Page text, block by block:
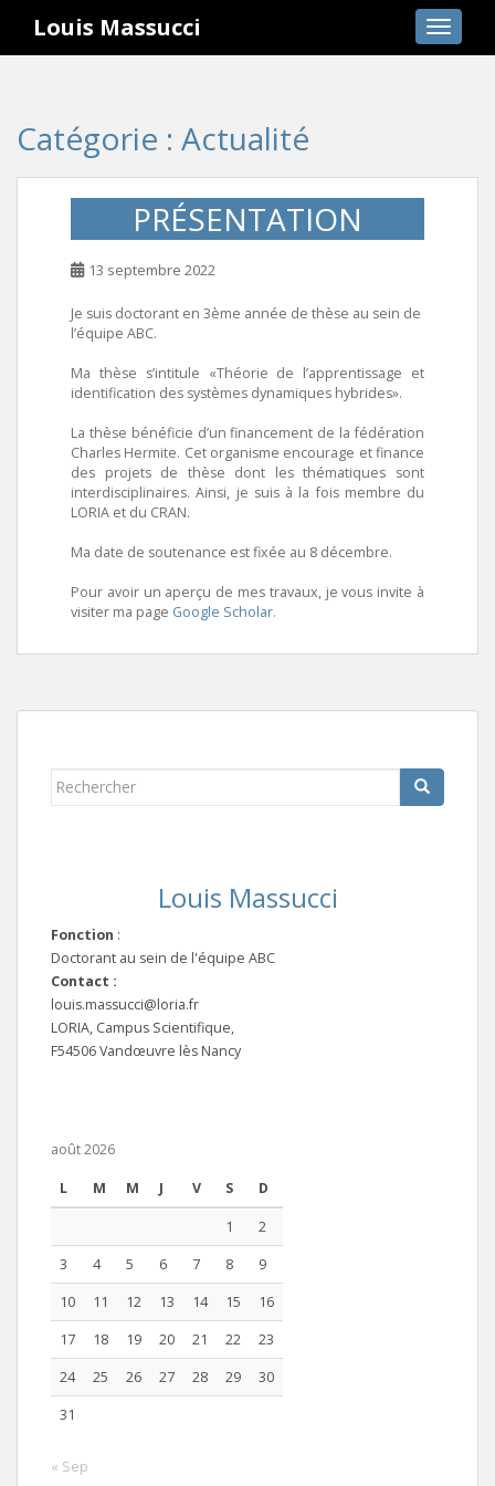
i
Louis Massucci
Catégorie : Actualité
PRÉSENTATION
13 septembre 2022
Je suis doctorant en 3ème année de thèse au sein de
l’équipe ABC.
Ma thèse s’intitule «Théorie de l’apprentissage et
identification des systèmes dynamiques hybrides».
La thèse bénéficie d’un financement de la fédération
Charles Hermite. Cet organisme encourage et finance
des projets de thèse dont les thématiques sont
interdisciplinaires. Ainsi, je suis à la fois membre du
LORIA et du CRAN.
Ma date de soutenance est fixée au 8 décembre.
Pour avoir un aperçu de mes travaux, je vous invite à
visiter ma page Google Scholar.
Rechercher...
Louis Massucci
Fonction :
Doctorant au sein de l'équipe ABC
Contact :
louis.massucci@loria.fr
LORIA, Campus Scientifique,
F54506 Vandœuvre lès Nancy
août 2026
L M M J V S D
1
2
3
4 5 6 7 8
9
10
11 12 13 14 15
16
17
18 19 20 21 22
23
24
25 26 27 28 29
30
31
« Sep